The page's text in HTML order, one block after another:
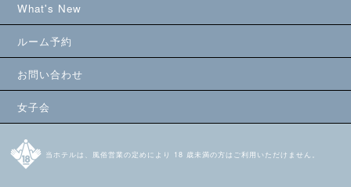
What's New
ルーム予約
お問い合わせ
女子会
当ホテルは、風俗営業の定めにより 18 歳未満の方はご利用いただけません。